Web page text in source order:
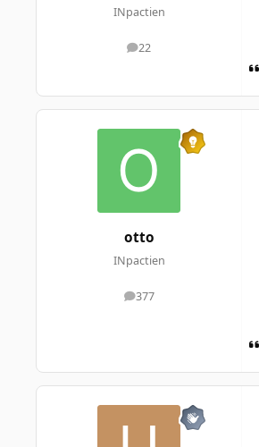
INpactien
22
messages
otto
INpactien
377
messages